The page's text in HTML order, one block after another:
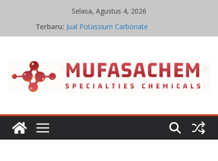
Selasa, Agustus 4, 2026
Terbaru:
Kesetimbangan Kimia Iron Oxide
Jual Potassium Carbonate
Harga Potassium Carbonate Terbaru